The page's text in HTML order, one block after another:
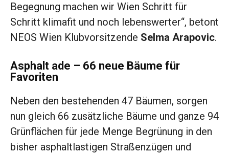
Begegnung machen wir Wien Schritt für
Schritt klimafit und noch lebenswerter“, betont
NEOS Wien Klubvorsitzende Selma Arapovic.
Asphalt ade – 66 neue Bäume für
Favoriten
Neben den bestehenden 47 Bäumen, sorgen
nun gleich 66 zusätzliche Bäume und ganze 94
Grünflächen für jede Menge Begrünung in den
bisher asphaltlastigen Straßenzügen und